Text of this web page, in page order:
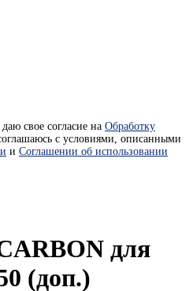
свое согласие на Обработку
с условиями, описанными
и Соглашении об использовании
для
(доп.)